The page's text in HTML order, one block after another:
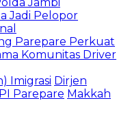
Jadi Pelopor
Parepare Perkuat
Komunitas Driver
Imigrasi Dirjen
Parepare Makkah